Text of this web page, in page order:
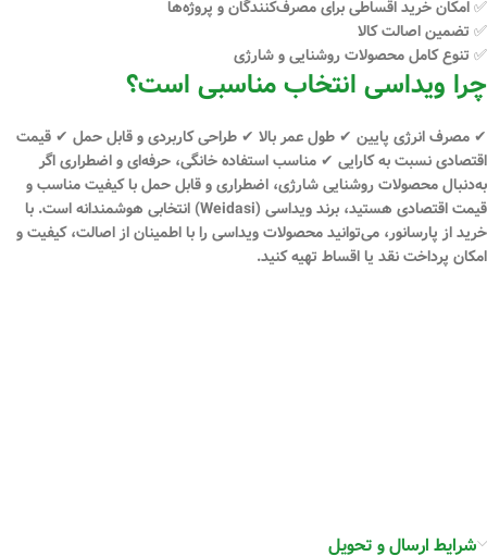
✅ امکانخرید اقساطیبرای مصرف‌کنندگان و پروژه‌ها
✅ تضمین اصالت کالا
✅ تنوع کامل محصولات روشنایی و شارژی
چرا ویداسی انتخاب مناسبی است؟
✔ مصرف انرژی پایین ✔ طول عمر بالا ✔ طراحی کاربردی و قابل حمل ✔ قیمت
اقتصادی نسبت به کارایی ✔ مناسب استفاده خانگی، حرفه‌ای و اضطراری اگر
به‌دنبالمحصولات روشنایی شارژی، اضطراری و قابل حملبا کیفیت مناسب و
قیمت اقتصادی هستید، برندویداسی (Weidasi)
انتخابی هوشمندانه است. با
خرید از پارسانور، می‌توانید محصولات ویداسی را با اطمینان از اصالت، کیفیت و
امکان پرداخت نقد یا اقساط تهیه کنید.
شرایط ارسال و تحویل